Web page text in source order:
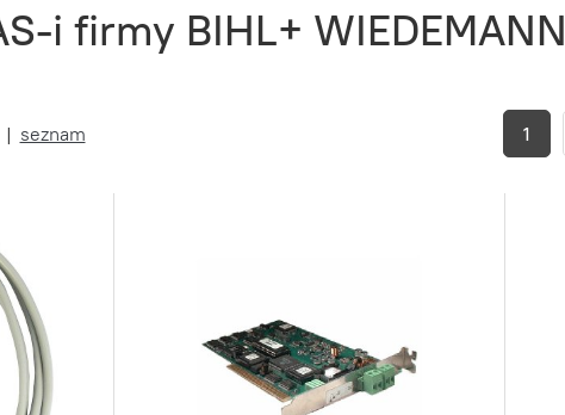
i firmy BIHL+ WIEDEMANN
| seznam 1